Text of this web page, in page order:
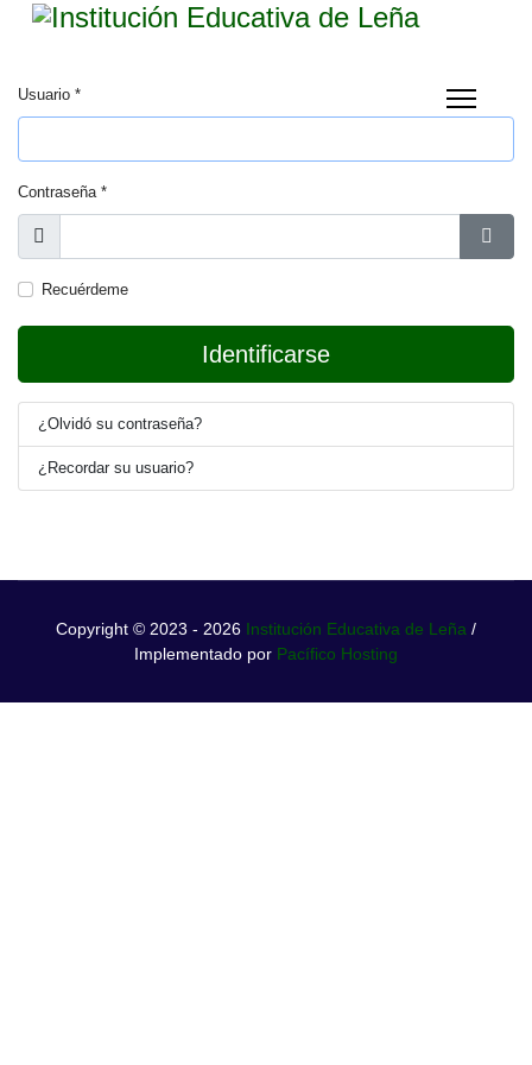
Usuario *
Contraseña*
Mostrar
Recuérdeme
Identificarse
¿Olvidó su contraseña?
¿Recordar su usuario?
Copyright © 2023 - 2026 Institución Educativa de Leña /
Implementado por Pacífico Hosting